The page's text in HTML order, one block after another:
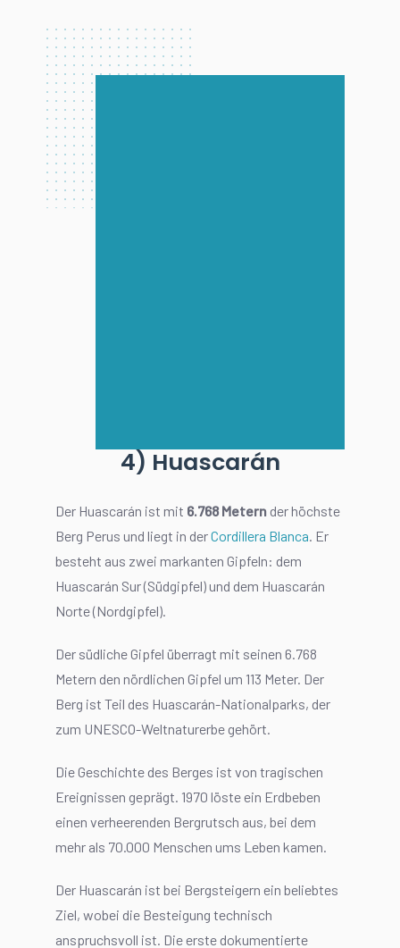
4) Huascarán
Der Huascarán ist mit 6.768 Metern der höchste
Berg Perus und liegt in derCordillera Blanca. Er
besteht aus zwei markanten Gipfeln: dem
Huascarán Sur (Südgipfel) und dem Huascarán
Norte (Nordgipfel).
Der südliche Gipfel überragt mit seinen 6.768
Metern den nördlichen Gipfel um 113 Meter. Der
Berg ist Teil des Huascarán-Nationalparks, der
zum UNESCO-Weltnaturerbe gehört.
Die Geschichte des Berges ist von tragischen
Ereignissen geprägt. 1970 löste ein Erdbeben
einen verheerenden Bergrutsch aus, bei dem
mehr als 70.000 Menschen ums Leben kamen.
Der Huascarán ist bei Bergsteigern ein beliebtes
Ziel, wobei die Besteigung technisch
anspruchsvoll ist. Die erste dokumentierte